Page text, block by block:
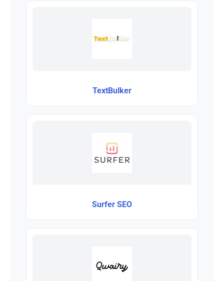
TextBulker
Surfer SEO